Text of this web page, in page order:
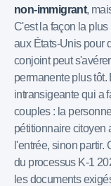
non-immigrant,
C'est la façon la
aux États-Unis pour
conjoint peut
permanente plus
intransigeante qui a
couples : la
pétitionnaire citoyen
l'entrée, sinon
du processus K-1
les documents